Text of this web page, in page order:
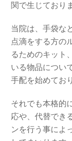
関で生じており
当院は、手袋な
点滴をする方の
るためのキット
いる物品につい
手配を始めてお
それでも本格的
応や、代替でき
ンを行う事によ